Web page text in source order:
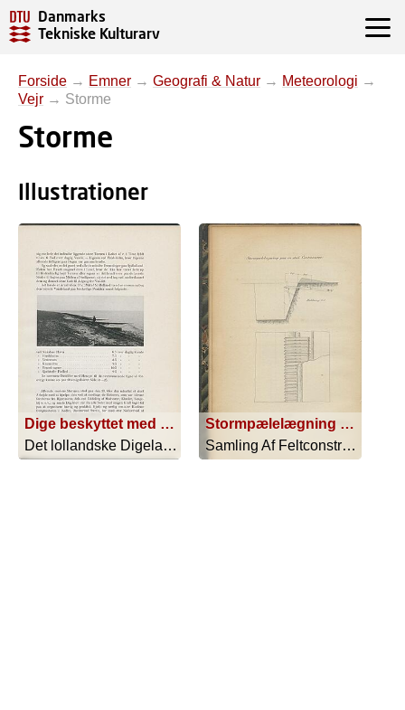
Danmarks
Tekniske Kulturarv
Forside → Emner → Geografi & Natur → Meteorologi →
Vejr → Storme
Storme
Illustrationer
Dige beskyttet med Fang (smaa Høfder)
Det lollandske Digelag 1873-1913 - 1913
Stormpælelægning paa en steil Contrescarpe
Samling Af Feltconstructioner - 1861